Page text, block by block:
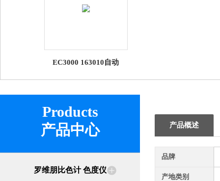
EC3000 163010自动
罗维朋 EC3000
Products
产品中心
罗维朋比色计 色度仪
产品概述
品牌
产地类别